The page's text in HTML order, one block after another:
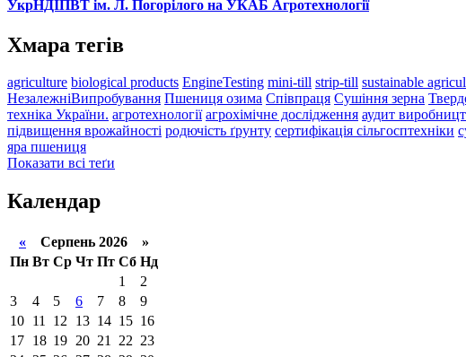
УкрНДІПВТ ім. Л. Погорілого на УКАБ Агротехнології
Хмара тегів
agriculture biological products EngineTesting mini-till strip-till sustainable
НезалежніВипробування Пшениця озима Співпраця Сушіння зерна
техніка України. агротехнології агрохімічне дослідження аудит
підвищення врожайності родючість ґрунту сертифікація сільгосптехніки
яра пшениця
Показати всі теґи
Календар
« Серпень 2026 »
Пн Вт Ср Чт Пт Сб Нд
1
2
3
4 5 6 7 8
9
10 11 12 13 14 15 16
17 18 19 20 21 22 23